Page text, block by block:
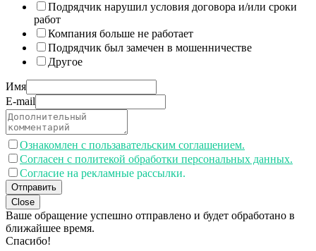
Подрядчик нарушил условия договора и/или сроки
работ
Компания больше не работает
Подрядчик был замечен в мошенничестве
Другое
Имя
E-mail
Ознакомлен с пользавательским соглашением.
Согласен с политекой обработки персональных данных.
Согласие на рекламные рассылки.
Отправить
Close
Ваше обращение успешно отправлено и будет обработано в
ближайшее время.
Спасибо!